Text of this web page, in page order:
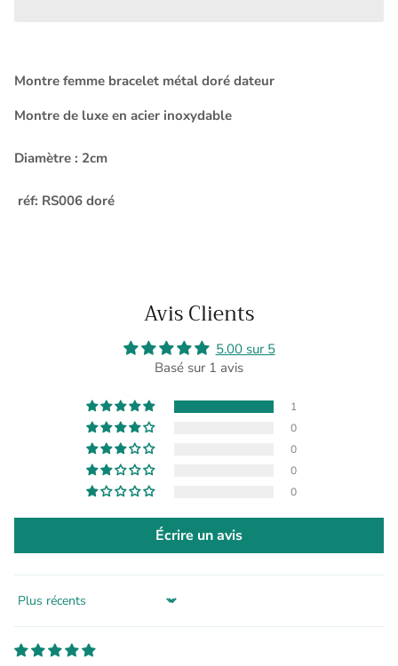
Montre femme bracelet métal doré dateur
Montre de luxe en acier inoxydable
Diamètre : 2cm
réf: RS006 doré
Avis Clients
5.00 sur 5
Basé sur 1 avis
1
0
0
0
0
Écrire un avis
Sort by